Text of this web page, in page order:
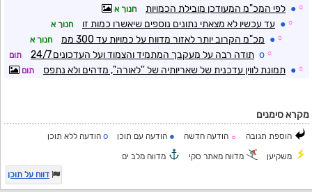
☼
● לפי המכ"מ המעודכן מובילת הכמויות חנוך א
☼
● עד עכשיו לא מצאתי נתונים נוספים שיאשרו כמות זו חנוך א
☼
● מכ"מ הקרוב יותר לאזור מדווח על כמויות עד 300 ממ חנוך א
☼
o תודה רבה על מעקבך המתמיד והצמוד ועל העדכונים 24/7 תום
☼
● תמונת לווין עדכנית של שאריותיה של ''לאורה'', מדהים ולא נתפס תום
מקרא סימנים
הוספת תגובה ☼ הודעה חדשה ● הודעה עם תוכן o הודעה ללא תוכן
משקיען מדווח מאתר סקי
מדווח מלב ים
דווח על תוכן